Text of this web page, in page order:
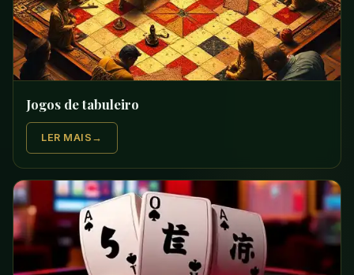
Jogos de tabuleiro
LER MAIS